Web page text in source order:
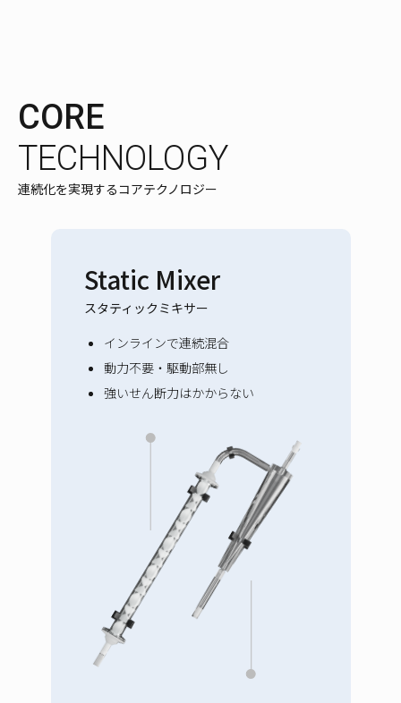
CORE
TECHNOLOGY
連続化を実現するコアテクノロジー
Static Mixer
スタティックミキサー
インラインで連続混合
動力不要・駆動部無し
強いせん断力はかからない